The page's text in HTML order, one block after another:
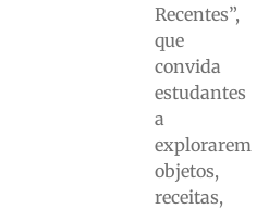
Recentes”,
que
convida
estudantes
a
explorarem
objetos,
receitas,